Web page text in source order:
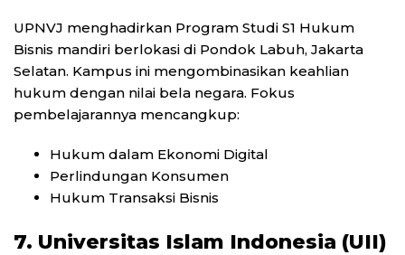
UPNVJ menghadirkan Program Studi S1 Hukum
Bisnis mandiri berlokasi di Pondok Labuh, Jakarta
Selatan. Kampus ini mengombinasikan keahlian
hukum dengan nilai bela negara. Fokus
pembelajarannya mencangkup:
Hukum dalam Ekonomi Digital
Perlindungan Konsumen
Hukum Transaksi Bisnis
7. Universitas Islam Indonesia (UII)